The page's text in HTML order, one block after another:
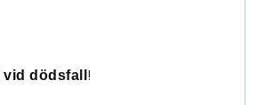
dödsfall !